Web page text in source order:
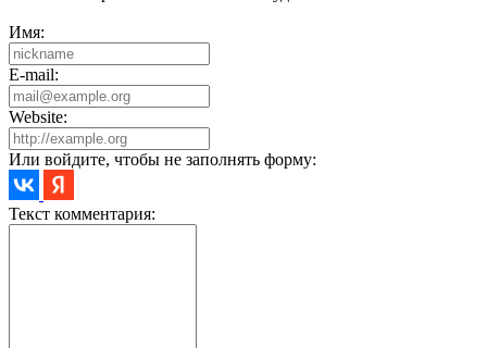
Имя:
E-mail:
Website:
Или войдите, чтобы не заполнять форму:
Текст комментария: